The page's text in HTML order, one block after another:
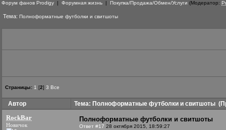
Форум фанов Prodigy | Форумная жизнь | Покупка/Продажа/Обмен/Услуги (Модератор:
Тема: Полноформатные футболки и свитшоты
Страницы: 1 [2] 3 Все
Автор Тема: Полноформатные футболки и свитшоты
RockBar
Новичок
Полноформатные футболки и свитшоты
Ответ #17 28 октября 2015, 18:59:27